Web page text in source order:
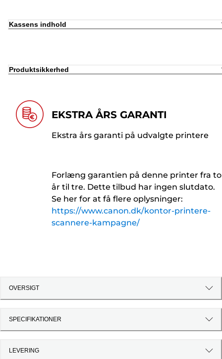
Kassens indhold
Produktsikkerhed
EKSTRA ÅRS GARANTI
Ekstra års garanti på udvalgte printere
Forlæng garantien på denne printer fra to
år til tre. Dette tilbud har ingen slutdato.
Se her for at få flere oplysninger:
https://www.canon.dk/kontor-printere-
scannere-kampagne/
OVERSIGT
SPECIFIKATIONER
LEVERING